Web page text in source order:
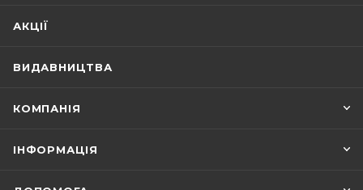
АКЦІЇ
ВИДАВНИЦТВА
КОМПАНІЯ
ІНФОРМАЦІЯ